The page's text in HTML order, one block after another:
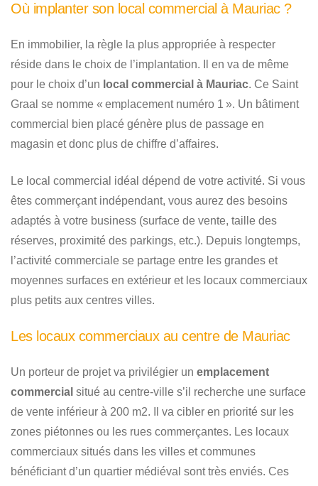
Où implanter son local commercial à Mauriac ?
En immobilier, la règle la plus appropriée à respecter
réside dans le choix de l’implantation. Il en va de même
pour le choix d’un local commercial à Mauriac. Ce Saint
Graal se nomme « emplacement numéro 1 ». Un bâtiment
commercial bien placé génère plus de passage en
magasin et donc plus de chiffre d’affaires.
Le local commercial idéal dépend de votre activité. Si vous
êtes commerçant indépendant, vous aurez des besoins
adaptés à votre business (surface de vente, taille des
réserves, proximité des parkings, etc.). Depuis longtemps,
l’activité commerciale se partage entre les grandes et
moyennes surfaces en extérieur et les locaux commerciaux
plus petits aux centres villes.
Les locaux commerciaux au centre de Mauriac
Un porteur de projet va privilégier un emplacement
commercial situé au centre-ville s’il recherche une surface
de vente inférieur à 200 m2. Il va cibler en priorité sur les
zones piétonnes ou les rues commerçantes. Les locaux
commerciaux situés dans les villes et communes
bénéficiant d’un quartier médiéval sont très enviés. Ces